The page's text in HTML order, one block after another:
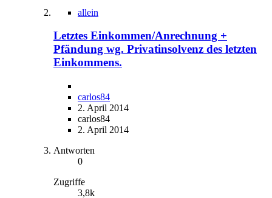
allein
Letztes Einkommen/Anrechnung +
Pfändung wg. Privatinsolvenz des letzten
Einkommens.
carlos84
2. April 2014
carlos84
2. April 2014
Antworten
0
Zugriffe
3,8k